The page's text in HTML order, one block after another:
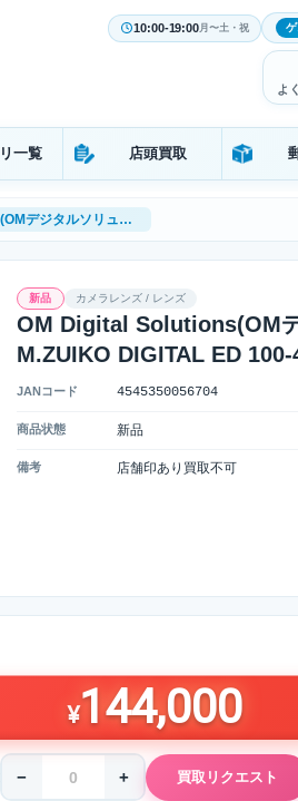
10:00-19:00月〜土・祝 ゲ
よ
一覧 店頭買取
OM Digital Solutions(OMデジタルソリューションズ) OM SYSTEM M.ZUIKO DIGITAL ED 100-400mm F5.0-6.3 IS II
新品 カメラレンズ / レンズ
OM Digital Solutions(OM
M.ZUIKO DIGITAL ED
JANコード 4545350056704
商品状態 新品
備考 店舗印あり買取不可
¥144,000
− + 買取リクエスト